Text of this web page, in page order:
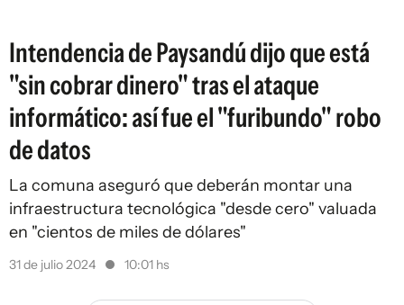
Intendencia de Paysandú dijo que está
"sin cobrar dinero" tras el ataque
informático: así fue el "furibundo" robo
de datos
La comuna aseguró que deberán montar una
infraestructura tecnológica "desde cero" valuada
en "cientos de miles de dólares"
31 de julio 2024 10:01 hs